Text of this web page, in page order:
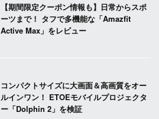
【期間限定クーポン情報も】日常からスポ
ーツまで！ タフで多機能な「Amazfit
Active Max」をレビュー
コンパクトサイズに大画面＆高画質をオー
ルインワン！ ETOEモバイルプロジェクタ
ー「Dolphin 2」を検証